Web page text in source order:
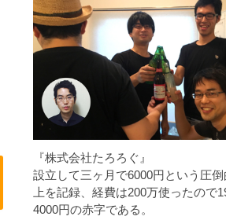
『株式会社たろろぐ』
設立して三ヶ月で6000円という圧倒
上を記録、経費は200万使ったので
4000円の赤字である。